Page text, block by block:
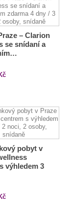
– Clarion
se snídaní a
pobyt v
výhledem 3